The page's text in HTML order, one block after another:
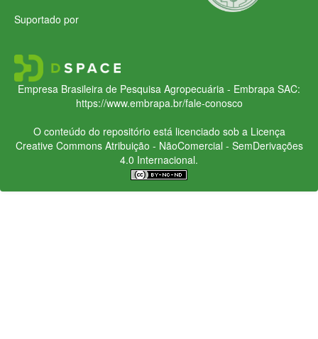
Suportado por
Empresa Brasileira de Pesquisa Agropecuária - Embrapa SAC:
https://www.embrapa.br/fale-conosco
O conteúdo do repositório está licenciado sob a Licença
Creative CommonsAtribuição - NãoComercial - SemDerivações
4.0 Internacional.